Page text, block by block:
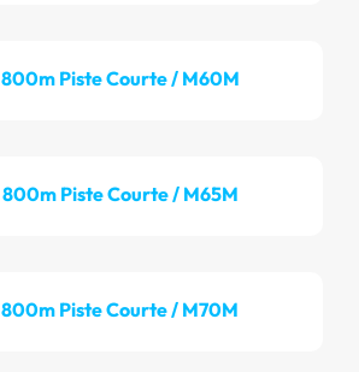
800m Piste Courte / M60M
800m Piste Courte / M65M
800m Piste Courte / M70M